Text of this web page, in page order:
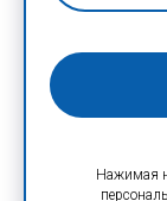
Нажимая